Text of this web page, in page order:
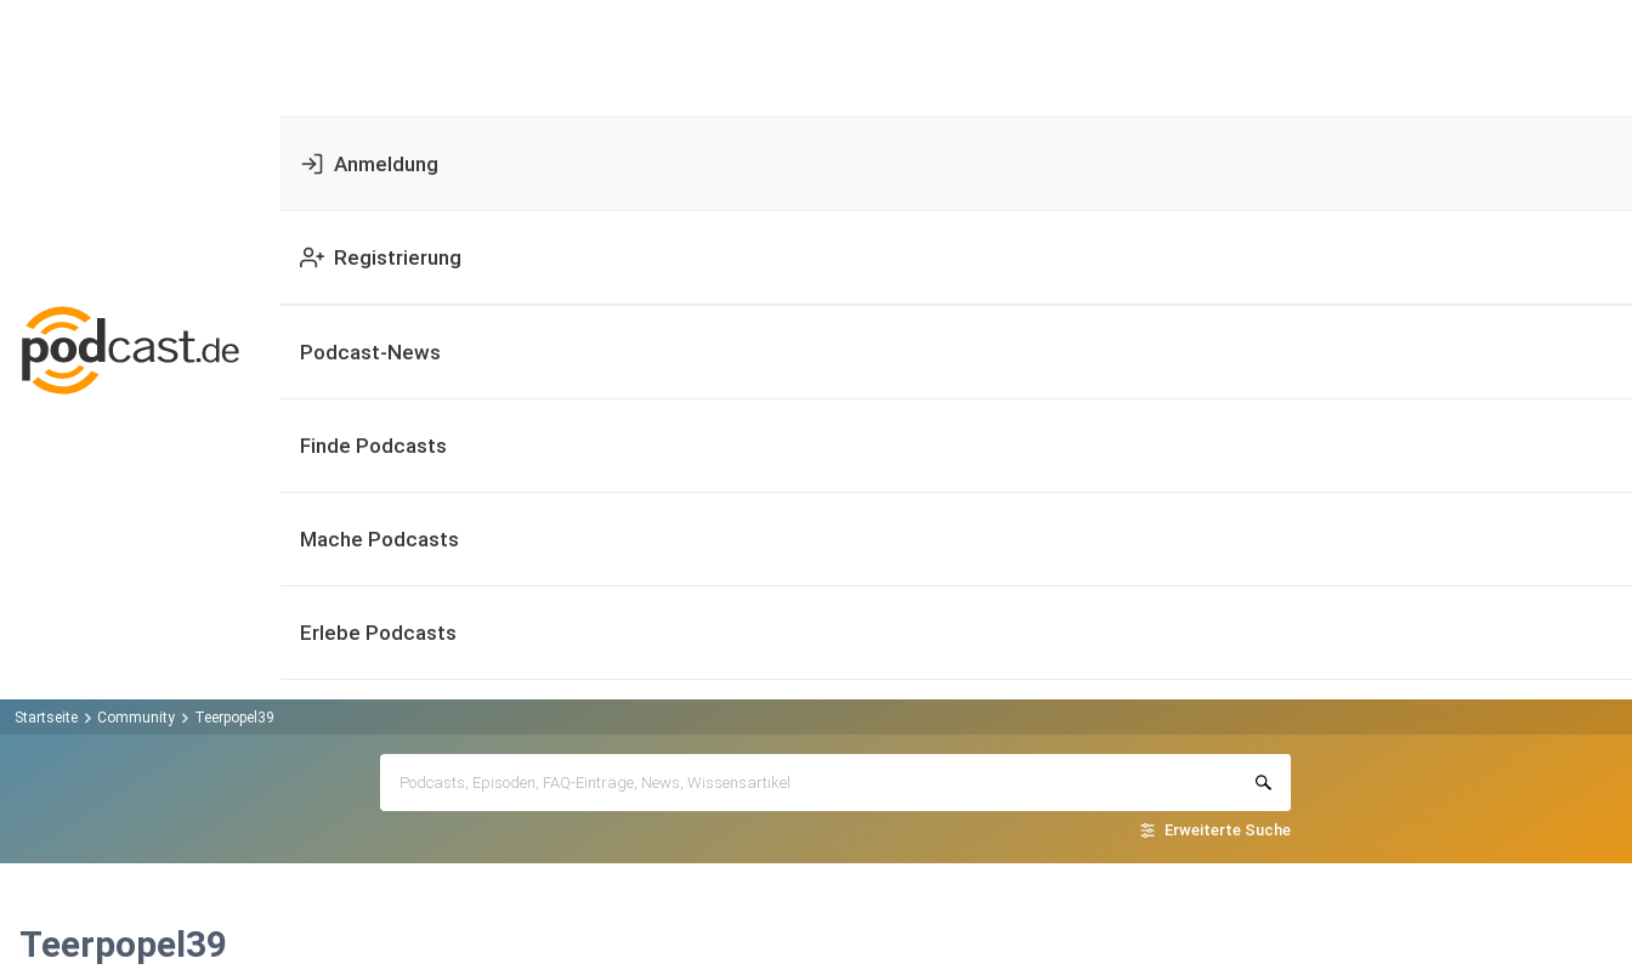
Anmeldung
Registrierung
Podcast-News
Finde Podcasts
Mache Podcasts
Erlebe Podcasts
Startseite Community Teerpopel39
Erweiterte Suche
Teerpopel39